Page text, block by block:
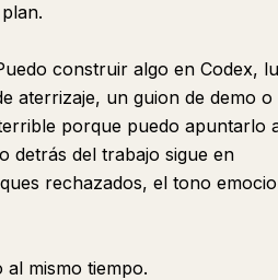
construir algo en Codex,
aterrizaje, un guion de demo o
porque puedo apuntarlo
detrás del trabajo sigue en
rechazados, el tono
mismo tiempo.